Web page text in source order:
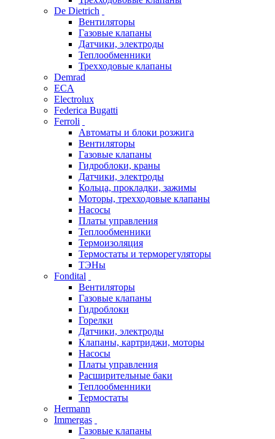
De Dietrich
Вентиляторы
Газовые клапаны
Датчики, электроды
Теплообменники
Трехходовые клапаны
Demrad
ECA
Electrolux
Federica Bugatti
Ferroli
Автоматы и блоки розжига
Вентиляторы
Газовые клапаны
Гидроблоки, краны
Датчики, электроды
Кольца, прокладки, зажимы
Моторы, трехходовые клапаны
Насосы
Платы управления
Теплообменники
Термоизоляция
Термостаты и терморегуляторы
ТЭНы
Fondital
Вентиляторы
Газовые клапаны
Гидроблоки
Горелки
Датчики, электроды
Клапаны, картриджи, моторы
Насосы
Платы управления
Расширительные баки
Теплообменники
Термостаты
Hermann
Immergas
Газовые клапаны